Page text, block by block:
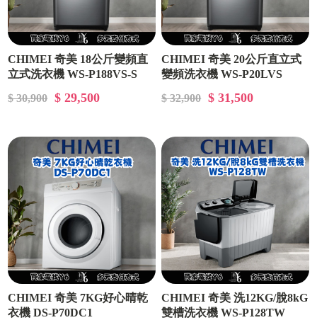
CHIMEI 奇美 18公斤變頻直
立式洗衣機 WS-P188VS-S
$ 30,900
$ 29,500
CHIMEI 奇美 20公斤直立式
變頻洗衣機 WS-P20LVS
$ 32,900
$ 31,500
CHIMEI 奇美 7KG好心晴乾
衣機 DS-P70DC1
CHIMEI 奇美 洗12KG/脫8kG
雙槽洗衣機 WS-P128TW